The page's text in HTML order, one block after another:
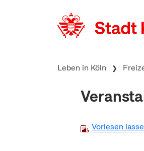
Leben in Köln
Vorlesen